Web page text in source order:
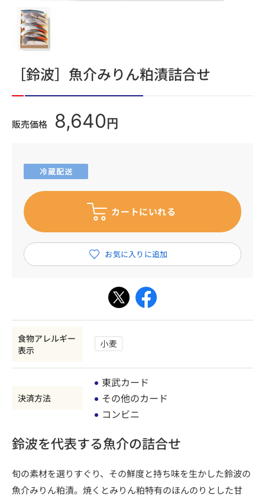
［鈴波］魚介みりん粕漬詰合せ
販売価格 8,640 円
食物アレルギー
表示
決済方法
東武カード
その他のカード
コンビニ
鈴波を代表する魚介の詰合せ
旬の素材を選りすぐり、その鮮度と持ち味を生かした鈴波の
魚介みりん粕漬。焼くとみりん粕特有のほんのりとした甘